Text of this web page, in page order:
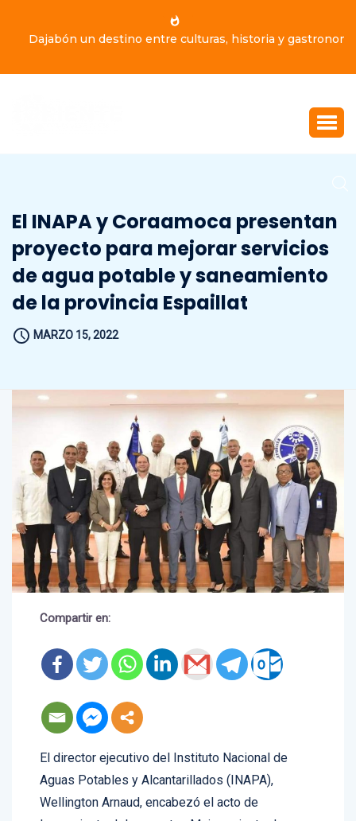
Dajabón un destino entre culturas, historia y gastronomía
proyecto para mejorar servicios
de agua potable y saneamiento
de la provincia Espaillat
MARZO 15, 2022
Aguas Potables y Alcantarillados (INAPA),
Wellington Arnaud, encabezó el acto de
lanzamiento del proyecto «Mejoramiento de